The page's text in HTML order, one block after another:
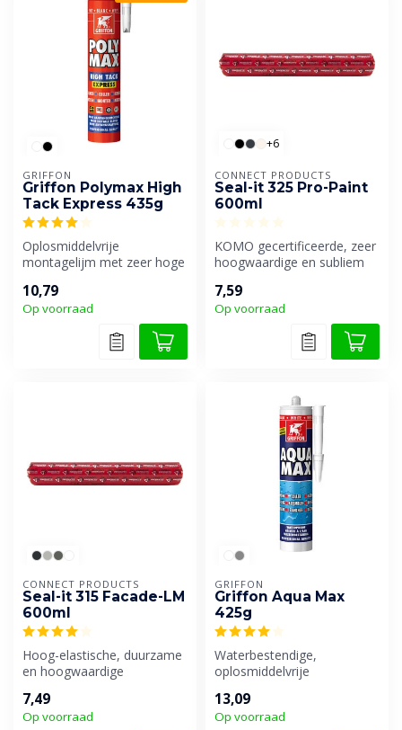
GRIFFON
Griffon Polymax High
Tack Express 435g
Oplosmiddelvrije
montagelijm met zeer hoge
snelle sterk...
10,79
Op voorraad
+6
CONNECT PRODUCTS
Seal-it 325 Pro-Paint
600ml
KOMO gecertificeerde, zeer
hoogwaardige en subliem
afdichtingsk...
7,59
Op voorraad
CONNECT PRODUCTS
Seal-it 315 Facade-LM
600ml
Hoog-elastische, duurzame
en hoogwaardige
bewegingsvoegen i...
7,49
Op voorraad
GRIFFON
Griffon Aqua Max
425g
Waterbestendige,
oplosmiddelvrije
afdichtingskit.
13,09
Op voorraad